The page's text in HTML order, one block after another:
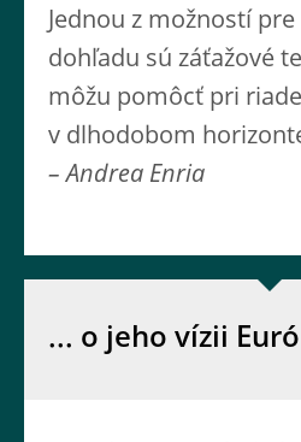
Jednou z možností
dohľadu sú záťažové
môžu pomôcť pri
v dlhodobom
– Andrea Enria
... o jeho vízii